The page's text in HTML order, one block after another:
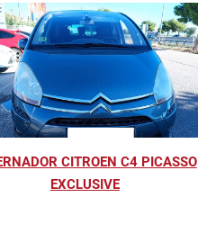
CITROEN C4 PICASSO
EXCLUSIVE